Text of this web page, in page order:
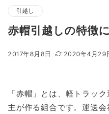
引越し
赤帽引越しの特徴
2017年8月8日 2020年4月29
「赤帽」とは、軽トラッ
主が作る組合です。運送